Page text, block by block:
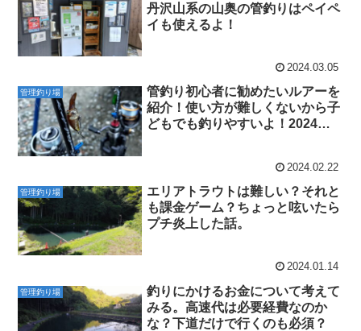
丹沢山系の山奥の管釣りはペイペ
イも使えるよ！
2024.03.05
管理釣り場
管釣り初心者に勧めたいルアーを
紹介！使い方が難しくないから子
どもでも釣りやすいよ！2024年
2024.02.22
管理釣り場
エリアトラウトは難しい？それと
も課金ゲーム？ちょっと呟いたら
プチ炎上した話。
2024.01.14
管理釣り場
釣りにかけるお金について考えて
みる。高速代は必要経費なのか
な？下道だけで行くのも必須？